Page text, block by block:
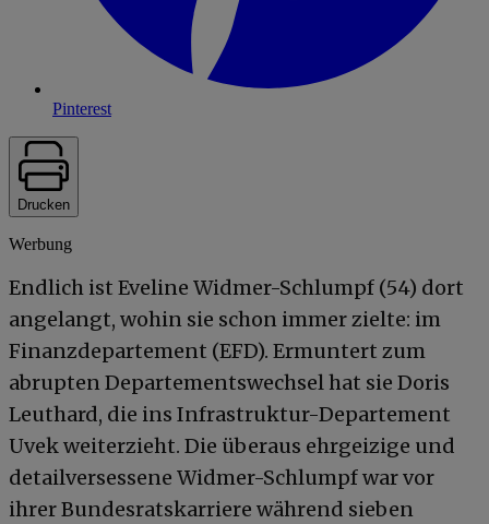
Pinterest
Drucken
Werbung
Endlich ist Eveline Widmer-Schlumpf (54) dort
angelangt, wohin sie schon immer zielte: im
Finanzdepartement (EFD). Ermuntert zum
abrupten Departementswechsel hat sie Doris
Leuthard, die ins Infrastruktur-Departement
Uvek weiterzieht. Die überaus ehrgeizige und
detailversessene Widmer-Schlumpf war vor
ihrer Bundesratskarriere während sieben